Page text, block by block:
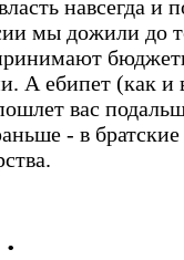
навсегда и
мы дожили до
А ебипет (как и
вас
- в
.